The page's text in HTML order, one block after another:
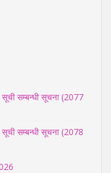
सूची सम्बन्धी सूचना (2077
सूची सम्बन्धी सूचना (2078